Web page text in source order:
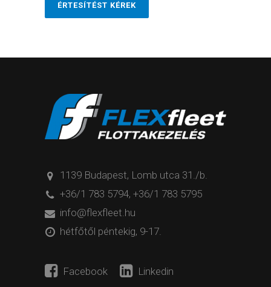
ÉRTESÍTÉST KÉREK
1139 Budapest, Lomb utca 31./b.
+36/1 783 5794, +36/1 783 5795
info@flexfleet.hu
hétfőtől péntekig, 9-17.
Facebook Linkedin